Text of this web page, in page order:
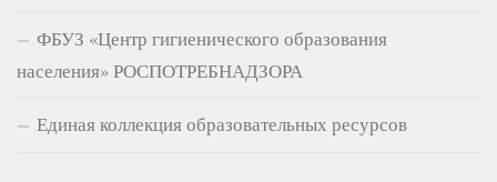
ФБУЗ «Центр гигиенического образования
населения» РОСПОТРЕБНАДЗОРА
Единая коллекция образовательных ресурсов